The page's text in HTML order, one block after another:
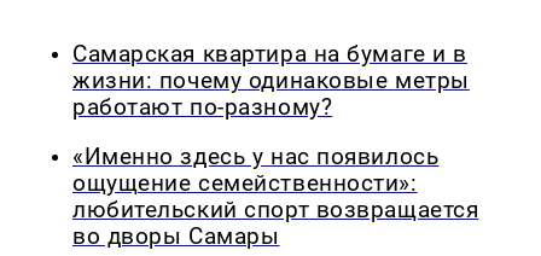
Самарская квартира на бумаге и в
жизни: почему одинаковые метры
работают по-разному?
«Именно здесь у нас появилось
ощущение семейственности»:
любительский спорт возвращается
во дворы Самары